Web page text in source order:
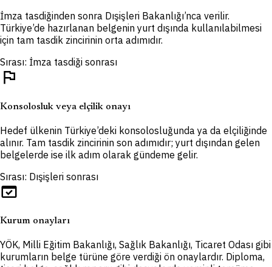
İmza tasdiğinden sonra Dışişleri Bakanlığı’nca verilir.
Türkiye’de hazırlanan belgenin yurt dışında kullanılabilmesi
için tam tasdik zincirinin orta adımıdır.
Sırası: İmza tasdiği sonrası
flag
Konsolosluk veya elçilik onayı
Hedef ülkenin Türkiye’deki konsolosluğunda ya da elçiliğinde
alınır. Tam tasdik zincirinin son adımıdır; yurt dışından gelen
belgelerde ise ilk adım olarak gündeme gelir.
Sırası: Dışişleri sonrası
domain_verification
Kurum onayları
YÖK, Milli Eğitim Bakanlığı, Sağlık Bakanlığı, Ticaret Odası gibi
kurumların belge türüne göre verdiği ön onaylardır. Diploma,